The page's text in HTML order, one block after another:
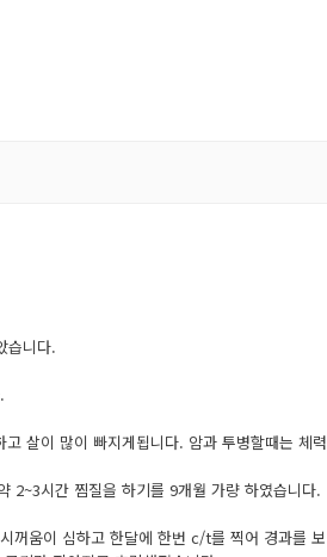
습니다.
살이 많이 빠지게됩니다. 암과 투병할때는 체력
2~3시간 찜질을 하기를 9개월 가량 하였습니다.
꺼움이 심하고 한달에 한번 c/t를 찍어 경과를 보